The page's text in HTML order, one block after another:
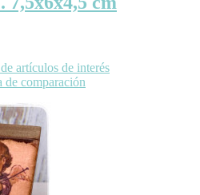
artículos de interés
de comparación